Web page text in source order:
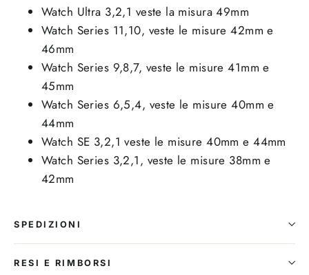
Watch Ultra 3,2,1 veste la misura 49mm
Watch Series 11,10, veste le misure 42mm e
46mm
Watch Series 9,8,7, veste le misure 41mm e
45mm
Watch Series 6,5,4, veste le misure 40mm e
44mm
Watch SE 3,2,1 veste le misure 40mm e 44mm
Watch Series 3,2,1, veste le misure 38mm e
42mm
SPEDIZIONI
RESI E RIMBORSI